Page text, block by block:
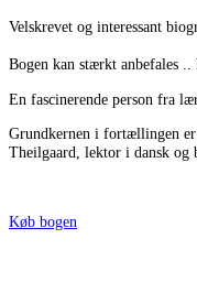
Velskrevet og interessant
Bogen kan stærkt anbefales ..
En fascinerende person fra
Grundkernen i fortællingen
Theilgaard, lektor i dansk og
Køb bogen